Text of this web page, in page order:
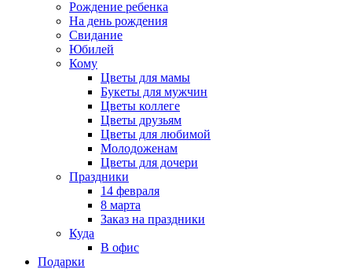
Рождение ребенка
На день рождения
Свидание
Юбилей
Кому
Цветы для мамы
Букеты для мужчин
Цветы коллеге
Цветы друзьям
Цветы для любимой
Молодоженам
Цветы для дочери
Праздники
14 февраля
8 марта
Заказ на праздники
Куда
В офис
Подарки